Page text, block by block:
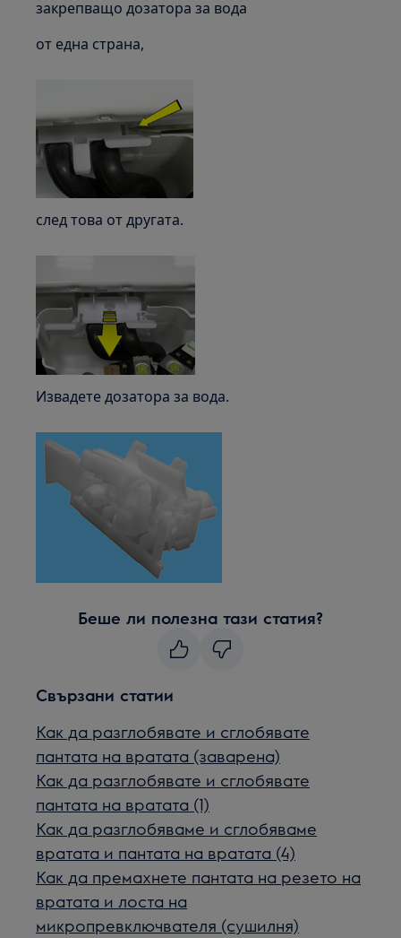
закрепващо дозатора за вода
от една страна,
след това от другата.
Извадете дозатора за вода.
Беше ли полезна тази статия?
Свързани статии
Как да разглобявате и сглобявате
пантата на вратата (заварена)
Как да разглобявате и сглобявате
пантата на вратата (1)
Как да разглобяваме и сглобяваме
вратата и пантата на вратата (4)
Как да премахнете пантата на резето на
вратата и лоста на
микропревключвателя (сушилня)